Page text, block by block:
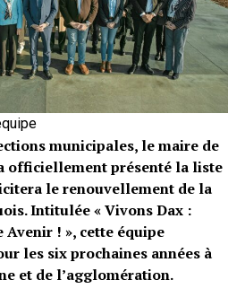
municipales, le maire de
officiellement présenté la liste
le renouvellement de la
Intitulée « Vivons Dax :
! », cette équipe
les six prochaines années à
et de l’agglomération.